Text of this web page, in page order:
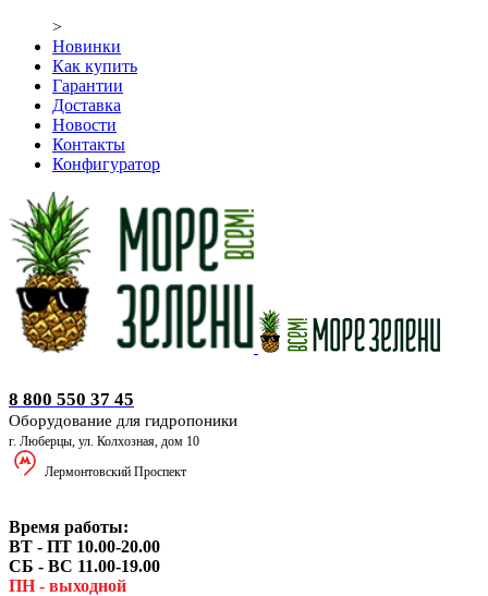
>
Новинки
Как купить
Гарантии
Доставка
Новости
Контакты
Конфигуратор
8 800 550 37 45
Оборудование для гидропоники
г. Люберцы, ул. Колхозная, дом 10
Лермонтовский Проспект
Время работы:
ВТ - ПТ 10.00-20.00
СБ - ВС 11.00-19.00
ПН - выходной